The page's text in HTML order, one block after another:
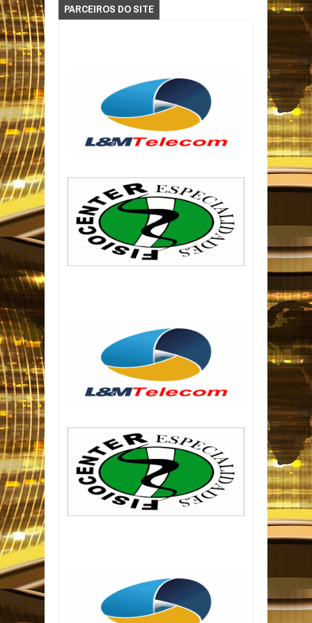
PARCEIROS DO SITE